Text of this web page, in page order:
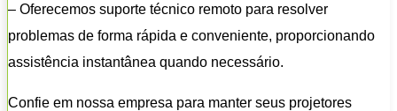
– Oferecemos suporte técnico remoto para resolver
problemas de forma rápida e conveniente, proporcionando
assistência instantânea quando necessário.
Confie em nossa empresa para manter seus projetores